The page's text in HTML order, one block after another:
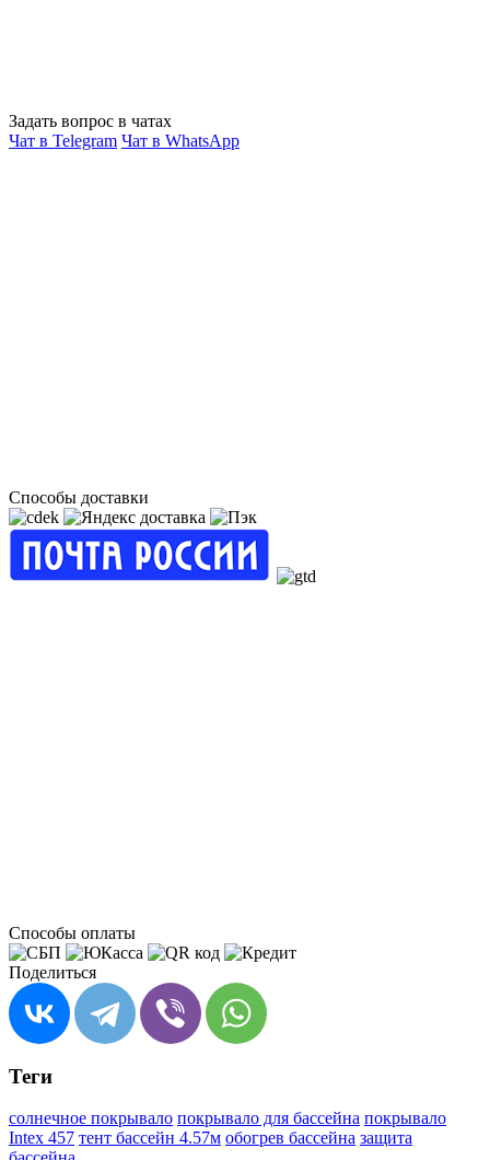
Задать вопрос в чатах
Чат в Telegram Чат в WhatsApp
Способы доставки
Способы оплаты
Поделиться
Теги
солнечное покрывало покрывало для бассейна покрывало
Intex 457 тент бассейн 4.57м обогрев бассейна защита